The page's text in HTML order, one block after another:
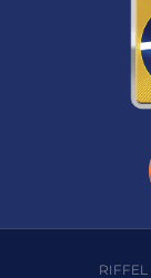
RIFFEL